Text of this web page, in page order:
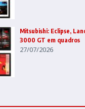
Mitsubishi: Eclipse,
3000 GT em quadros
27/07/2026